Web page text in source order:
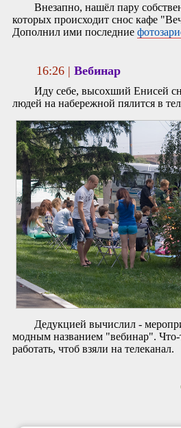
Внезапно, нашёл пару
которых происходит снос кафе
Дополнил ими последние
16:26 |Вебинар
Иду себе, высохший Енисей
людей на набережной пялится в
Дедукцией вычислил -
модным названием "вебинар". Что-
работать, чтоб взяли на телеканал.